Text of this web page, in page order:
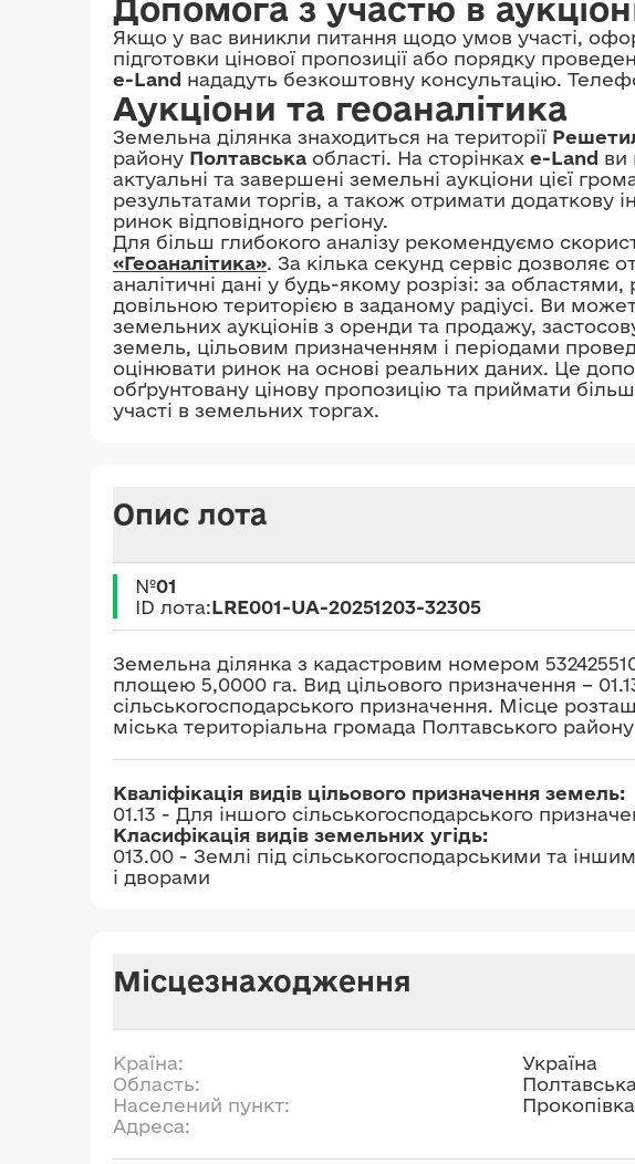
Допомога з участю в
Якщо у вас виникли питання щодо умов участі,
підготовки цінової пропозиції або порядку
e-Land нададуть безкоштовну консультацію.
Аукціони та геоаналітика
Земельна ділянка знаходиться на території
району Полтавська області. На сторінках e-Land ви
актуальні та завершені земельні аукціони цієї
результатами торгів, а також отримати додаткову
ринок відповідного регіону.
Для більш глибокого аналізу рекомендуємо
«Геоаналітика». За кілька секунд сервіс дозволяє
аналітичні дані у будь-якому розрізі: за
довільною територією в заданому радіусі. Ви
земельних аукціонів з оренди та продажу,
земель, цільовим призначенням і періодами
оцінювати ринок на основі реальних даних. Це
обґрунтовану цінову пропозицію та приймати
участі в земельних торгах.
Опис лота
№01
ID лота:LRE001-UA-20251203-32305
Земельна ділянка з кадастровим номером
площею 5,0000 га. Вид цільового призначення –
сільськогосподарського призначення. Місце
міська територіальна громада Полтавського
Кваліфікація видів цільового призначення земель:
01.13 - Для іншого сільськогосподарського
Класифікація видів земельних угідь:
013.00 - Землі під сільськогосподарськими та
і дворами
Місцезнаходження
Країна:
Україна
Область:
Населений пункт:
Прокопівка
Адреса: